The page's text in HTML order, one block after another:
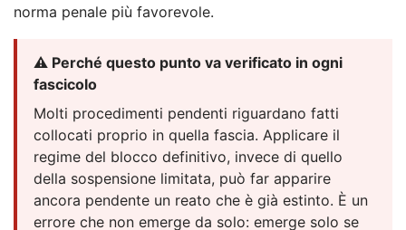
norma penale più favorevole.
⚠️ Perché questo punto va verificato in ogni
fascicolo
Molti procedimenti pendenti riguardano fatti
collocati proprio in quella fascia. Applicare il
regime del blocco definitivo, invece di quello
della sospensione limitata, può far apparire
ancora pendente un reato che è già estinto. È un
errore che non emerge da solo: emerge solo se